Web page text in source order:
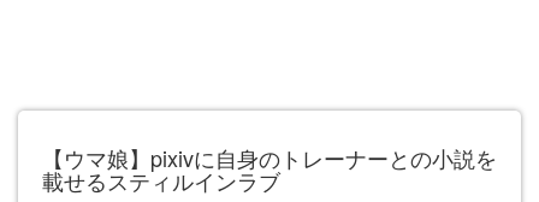
【ウマ娘】pixivに自身のトレーナーとの小説を
載せるスティルインラブ